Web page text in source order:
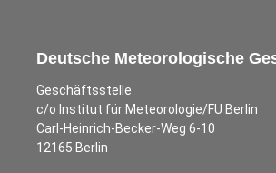
Deutsche Meteorologische
Geschäftsstelle
c/o Institut für Meteorologie/FU Berlin
Carl-Heinrich-Becker-Weg 6-10
12165 Berlin